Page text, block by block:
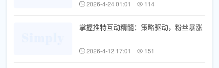
2026-4-24 01:01 114
掌握推特互动精髓：策略驱动，粉丝暴涨
2026-4-12 17:01 151